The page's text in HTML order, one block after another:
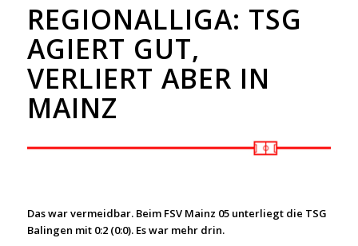
REGIONALLIGA: TSG
AGIERT GUT,
VERLIERT ABER IN
MAINZ
Das war vermeidbar. Beim FSV Mainz 05 unterliegt die TSG
Balingen mit 0:2 (0:0). Es war mehr drin.